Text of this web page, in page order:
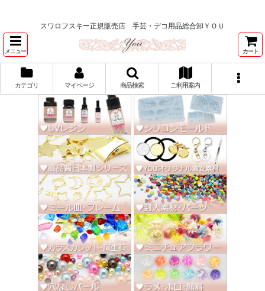
スワロフスキー正規販売店 手芸・デコ用品総合卸ＹＯＵ
メニュー カート
カテゴリ マイページ 商品検索 ご利用案内